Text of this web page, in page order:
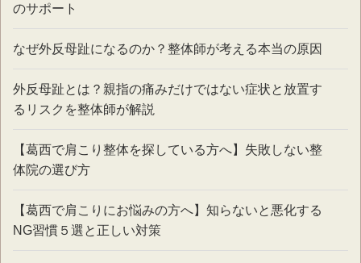
のサポート
なぜ外反母趾になるのか？整体師が考える本当の原因
外反母趾とは？親指の痛みだけではない症状と放置す
るリスクを整体師が解説
【葛西で肩こり整体を探している方へ】失敗しない整
体院の選び方
【葛西で肩こりにお悩みの方へ】知らないと悪化する
NG習慣５選と正しい対策